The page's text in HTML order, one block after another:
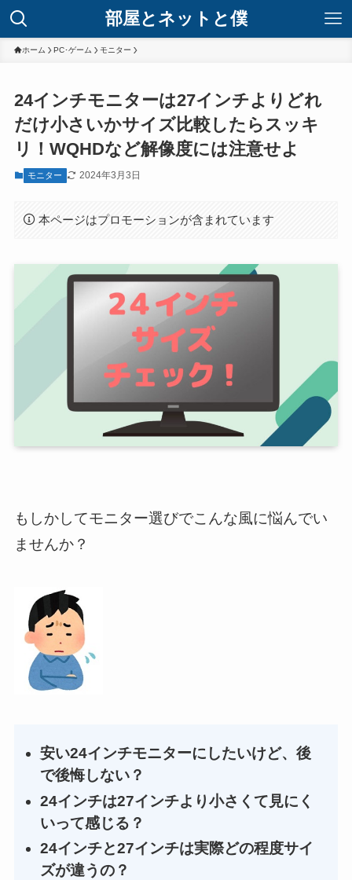
部屋とネットと僕
ホーム PC･ゲーム モニター
24インチモニターは27インチよりどれ
だけ小さいかサイズ比較したらスッキ
リ！WQHDなど解像度には注意せよ
モニター 2024年3月3日
本ページはプロモーションが含まれています
もしかしてモニター選びでこんな風に悩んでい
ませんか？
安い24インチモニターにしたいけど、後
で後悔しない？
24インチは27インチより小さくて見にく
いって感じる？
24インチと27インチは実際どの程度サイ
ズが違うの？